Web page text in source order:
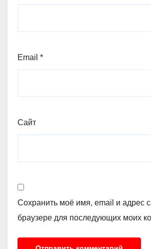
Email *
Сайт
Сохранить моё имя, email и адрес
браузере для последующих моих